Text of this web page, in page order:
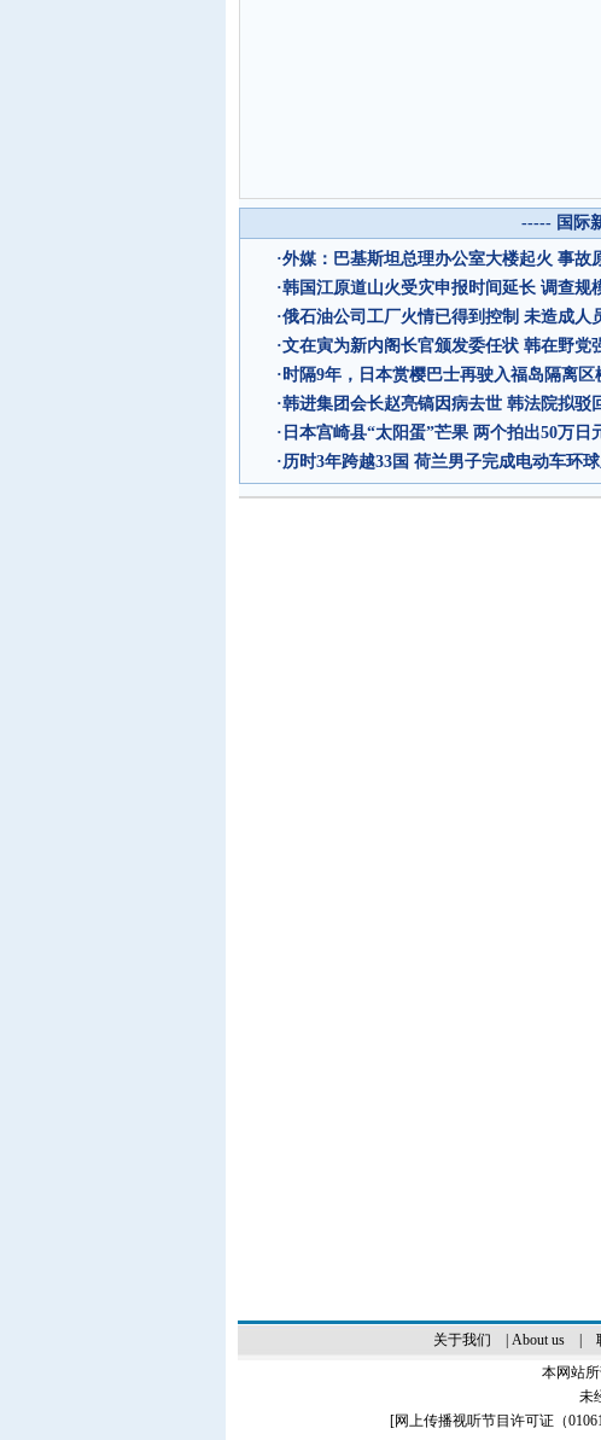
----- 国际
·外媒：巴基斯坦总理办公室大楼起火 事故
·韩国江原道山火受灾申报时间延长 调查规
·俄石油公司工厂火情已得到控制 未造成人
·文在寅为新内阁长官颁发委任状 韩在野党
·时隔9年，日本赏樱巴士再驶入福岛隔离区
·韩进集团会长赵亮镐因病去世 韩法院拟驳
· 日本宫崎县“太阳蛋”芒果 两个拍出50万日
·历时3年跨越33国 荷兰男子完成电动车环
关于我们 About us|
本网站
未
[网上传播视听节目许可证（